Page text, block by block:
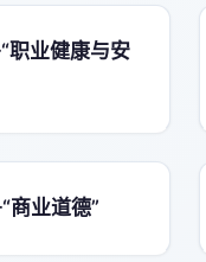
职业健康与安
商业道德”